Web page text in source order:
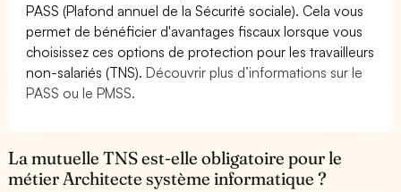
PASS (Plafond annuel de la Sécurité sociale). Cela vous
permet de bénéficier d'avantages fiscaux lorsque vous
choisissez ces options de protection pour les travailleurs
non-salariés (TNS).Découvrir plus d’informations sur le
PASS ou le PMSS.
La mutuelle TNS est-elle obligatoire pour le
métier Architecte système informatique ?